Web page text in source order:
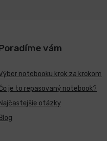
vám
notebooku krok za krokom
je to repasovaný notebook?
Najčastejšie otázky
Blog